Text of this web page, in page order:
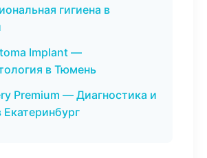
гигиена в
Implant —
в Тюмень
Premium — Диагностика и
Екатеринбург